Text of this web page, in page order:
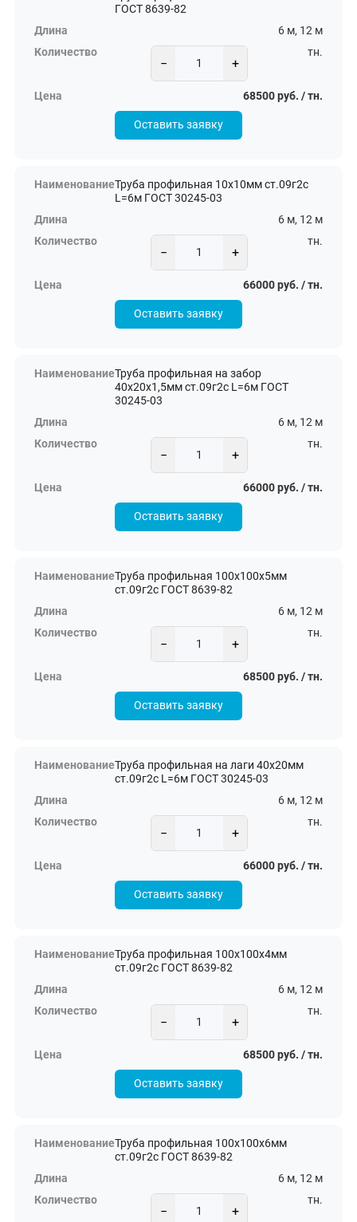
ГОСТ 8639-82
6 м, 12 м
− +
тн.
68500 руб. / тн.
Оставить заявку
Труба профильная 10х10мм ст.09г2с
L=6м ГОСТ 30245-03
6 м, 12 м
− +
тн.
66000 руб. / тн.
Оставить заявку
Труба профильная на забор
40х20х1,5мм ст.09г2с L=6м ГОСТ
30245-03
6 м, 12 м
− +
тн.
66000 руб. / тн.
Оставить заявку
Труба профильная 100х100х5мм
ст.09г2с ГОСТ 8639-82
6 м, 12 м
− +
тн.
68500 руб. / тн.
Оставить заявку
Труба профильная на лаги 40х20мм
ст.09г2с L=6м ГОСТ 30245-03
6 м, 12 м
− +
тн.
66000 руб. / тн.
Оставить заявку
Труба профильная 100х100х4мм
ст.09г2с ГОСТ 8639-82
6 м, 12 м
− +
тн.
68500 руб. / тн.
Оставить заявку
Труба профильная 100х100х6мм
ст.09г2с ГОСТ 8639-82
6 м, 12 м
− +
тн.